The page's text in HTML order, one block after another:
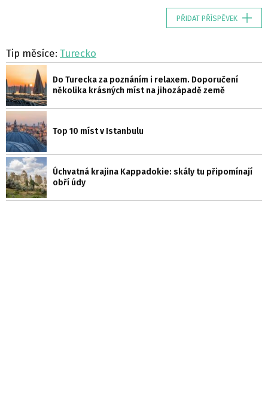
PŘIDAT PŘÍSPĚVEK
Tip měsíce: Turecko
Do Turecka za poznáním i relaxem. Doporučení
několika krásných míst na jihozápadě země
Top 10 míst v Istanbulu
Úchvatná krajina Kappadokie: skály tu připomínají
obří údy